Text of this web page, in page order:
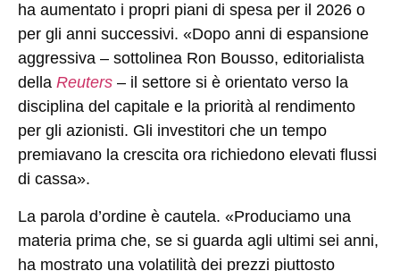
ha aumentato i propri piani di spesa per il 2026 o
per gli anni successivi. «Dopo anni di espansione
aggressiva – sottolinea Ron Bousso, editorialista
della Reuters – il settore si è orientato verso la
disciplina del capitale e la priorità al rendimento
per gli azionisti. Gli investitori che un tempo
premiavano la crescita ora richiedono elevati flussi
di cassa».
La parola d’ordine è cautela. «Produciamo una
materia prima che, se si guarda agli ultimi sei anni,
ha mostrato una volatilità dei prezzi piuttosto